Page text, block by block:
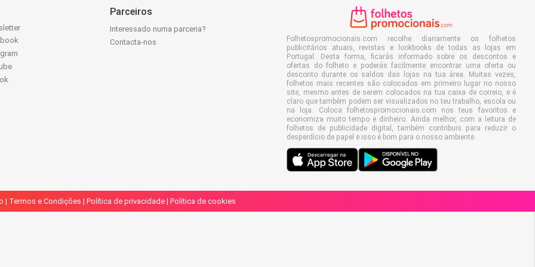
Parceiros
Interessado numa parceria?
Contacta-nos
Folhetospromocionais.com recolhe diariamente os folhetos
publicitários atuais, revistas e lookbooks de todas as lojas em
Portugal. Desta forma, ficarás informado sobre os descontos e
ofertas do folheto e poderás facilmente encontrar uma oferta ou
desconto durante os saldos das lojas na tua área. Muitas vezes,
folhetos mais recentes são colocados em primeiro lugar no nosso
site, mesmo antes de serem colocados na tua caixa de correio, e é
claro que também podem ser visualizados no teu trabalho, escola ou
na loja. Coloca folhetospromocionais.com nos teus favoritos e
economiza muito tempo e dinheiro. Ainda melhor, com a leitura de
folhetos de publicidade digital, também contribuis para reduzir o
desperdício de papel e isso é bom para o nosso ambiente.
| Termos e Condições | Política de privacidade | Política de cookies